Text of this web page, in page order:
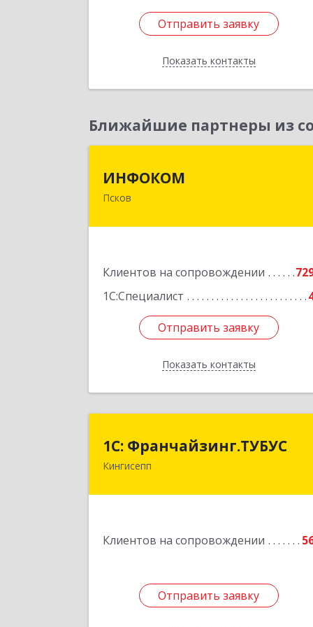
Отправить заявку
Показать контакты
Отправить заявку
Назад
Ближайшие партнеры из
ИНФОКОМ
Псков
Клиентов на сопровождении
1С:Специалист
Отправить заявку
Показать контакты
Отправить заявку
Назад
1С: Франчайзинг.ТУБУС
Кингисепп
Клиентов на сопровождении
Отправить заявку
1С: Франчайзинг.ТУБУС
Отправить заявку